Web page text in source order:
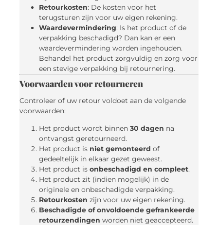
Retourkosten: De kosten voor het
terugsturen zijn voor uw eigen rekening.
Waardevermindering: Is het product of de
verpakking beschadigd? Dan kan er een
waardevermindering worden ingehouden.
Behandel het product zorgvuldig en zorg voor
een stevige verpakking bij retournering.
Voorwaarden voor retourneren
Controleer of uw retour voldoet aan de volgende
voorwaarden:
Het product wordt binnen 30 dagen na
ontvangst geretourneerd.
Het product is niet gemonteerd of
gedeeltelijk in elkaar gezet geweest.
Het product is onbeschadigd en compleet.
Het product zit (indien mogelijk) in de
originele en onbeschadigde verpakking.
Retourkosten zijn voor uw eigen rekening.
Beschadigde of onvoldoende gefrankeerde
retourzendingen worden niet geaccepteerd.